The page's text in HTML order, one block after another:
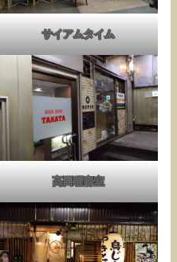
サイアムタイム
高田理容室